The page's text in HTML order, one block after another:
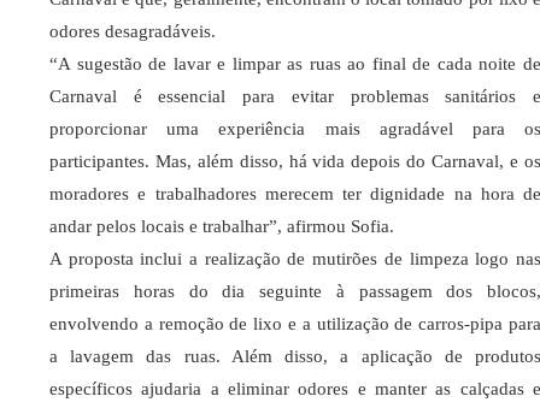
odores desagradáveis.
“A sugestão de lavar e limpar as ruas ao final de cada noite de
Carnaval é essencial para evitar problemas sanitários e
proporcionar uma experiência mais agradável para os
participantes. Mas, além disso, há vida depois do Carnaval, e os
moradores e trabalhadores merecem ter dignidade na hora de
andar pelos locais e trabalhar”, afirmou Sofia.
A proposta inclui a realização de mutirões de limpeza logo nas
primeiras horas do dia seguinte à passagem dos blocos,
envolvendo a remoção de lixo e a utilização de carros-pipa para
a lavagem das ruas. Além disso, a aplicação de produtos
específicos ajudaria a eliminar odores e manter as calçadas e